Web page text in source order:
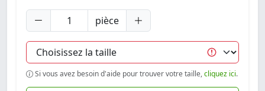
pièce
Si vous avez besoin d'aide pour trouver votre taille,cliquez ici.